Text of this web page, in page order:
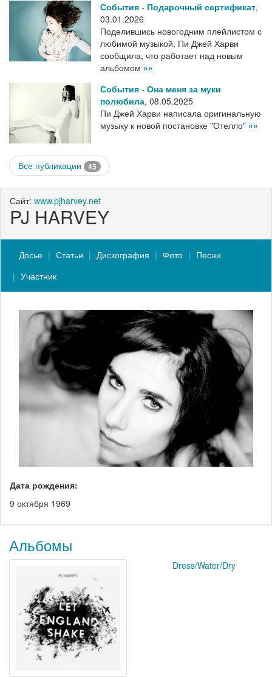
События - Подарочный сертификат,
03.01.2026
Поделившись новогодним плейлистом с
любимой музыкой, Пи Джей Харви
сообщила, что работает над новым
альбомом »»
События - Она меня за муки
полюбила, 08.05.2025
Пи Джей Харви написала оригинальную
музыку к новой постановке "Отелло" »»
Все публикации 45
Сайт: www.pjharvey.net
PJ HARVEY
Досье Статьи Дискография Фото
Песни
Участник
Дата рождения:
9 октября 1969
Альбомы
Dress/Water/Dry